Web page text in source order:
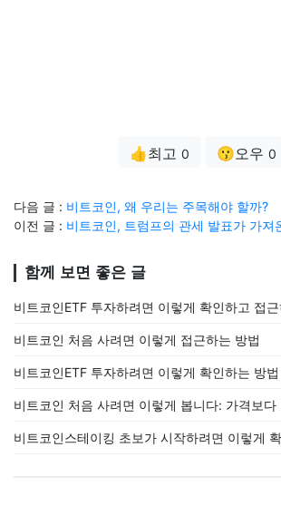
👍최고 0 😗오우 0
다음 글 : 비트코인, 왜 우리는 주목해야 할까?
이전 글 : 비트코인, 트럼프의 관세 발표가 가져
함께 보면 좋은 글
비트코인ETF 투자하려면 이렇게 확인하고 접
비트코인 처음 사려면 이렇게 접근하는 방법
비트코인ETF 투자하려면 이렇게 확인하는 방법
비트코인 처음 사려면 이렇게 봅니다: 가격보다
비트코인스테이킹 초보가 시작하려면 이렇게